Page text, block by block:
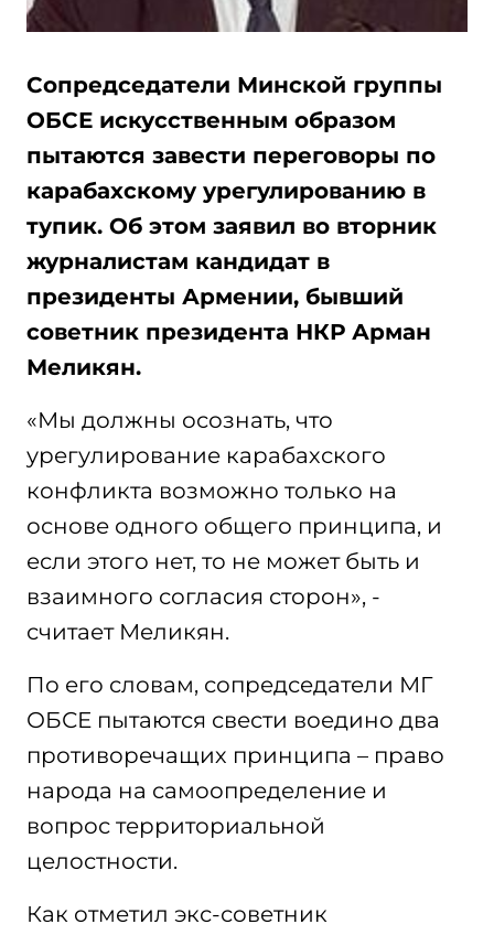
Сопредседатели Минской группы
ОБСЕ искусственным образом
пытаются завести переговоры по
карабахскому урегулированию в
тупик. Об этом заявил во вторник
журналистам кандидат в
президенты Армении, бывший
советник президента НКР Арман
Меликян.
«Мы должны осознать, что
урегулирование карабахского
конфликта возможно только на
основе одного общего принципа, и
если этого нет, то не может быть и
взаимного согласия сторон», -
считает Меликян.
По его словам, сопредседатели МГ
ОБСЕ пытаются свести воедино два
противоречащих принципа – право
народа на самоопределение и
вопрос территориальной
целостности.
Как отметил экс-советник